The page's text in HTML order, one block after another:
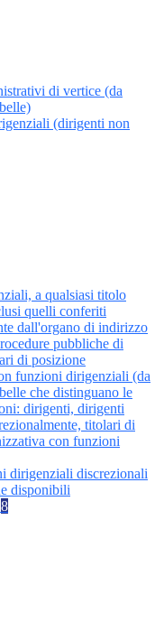
di vertice (da
(dirigenti non
a qualsiasi titolo
quelli conferiti
dall'organo di indirizzo
pubbliche di
di posizione
funzioni dirigenziali (da
che distinguano le
dirigenti, dirigenti
titolari di
con funzioni
dirigenziali discrezionali
disponibili
8